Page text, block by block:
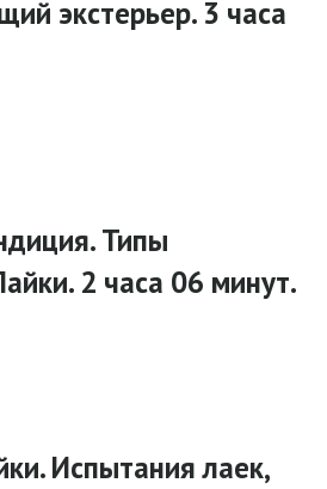
экстерьер. 3 часа
Типы
2 часа 06 минут.
Испытания лаек,